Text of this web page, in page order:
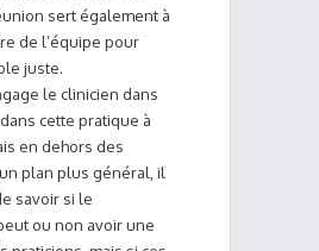
sert également à
de l’équipe pour
juste.
le clinicien dans
cette pratique à
en dehors des
plan plus général, il
savoir si le
ou non avoir une